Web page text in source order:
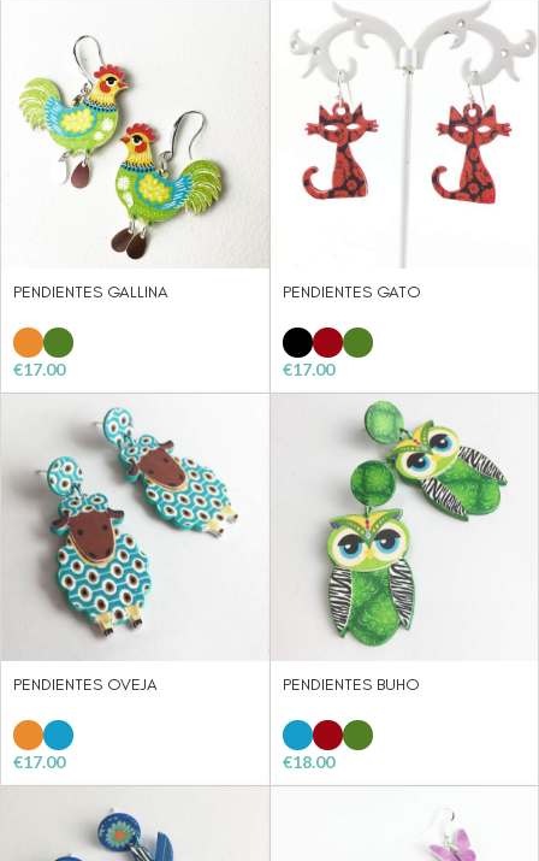
PENDIENTES GALLINA
€17.00
PENDIENTES GATO
€17.00
PENDIENTES OVEJA
€17.00
PENDIENTES BUHO
€18.00